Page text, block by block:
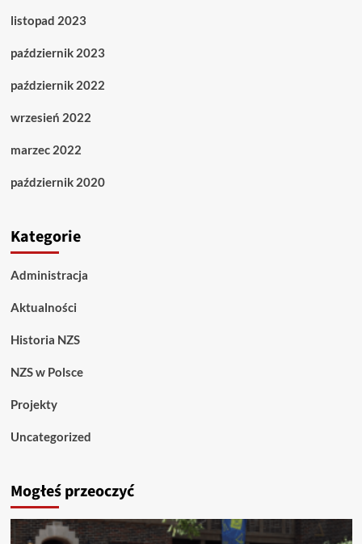
listopad 2023
październik 2023
październik 2022
wrzesień 2022
marzec 2022
październik 2020
Kategorie
Administracja
Aktualności
Historia NZS
NZS w Polsce
Projekty
Uncategorized
Mogłeś przeoczyć